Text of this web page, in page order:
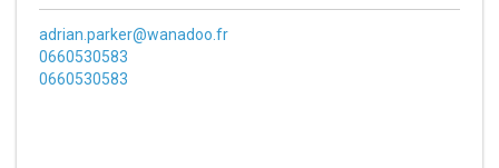
adrian.parker@wanadoo.fr
0660530583
0660530583